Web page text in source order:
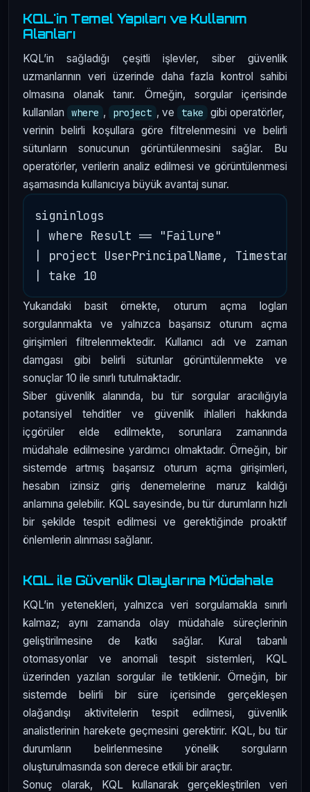
KQL'in Temel Yapıları ve Kullanım
Alanları
KQL’in sağladığı çeşitli işlevler, siber güvenlik
uzmanlarının veri üzerinde daha fazla kontrol sahibi
olmasına olanak tanır. Örneğin, sorgular içerisinde
kullanılan
where , project , ve take
gibi operatörler,
verinin belirli koşullara göre filtrelenmesini ve belirli
sütunların sonucunun görüntülenmesini sağlar. Bu
operatörler, verilerin analiz edilmesi ve görüntülenmesi
aşamasında kullanıcıya büyük avantaj sunar.
signinlogs
| where Result == "Failure"
| project UserPrincipalName, Timestamp
Yukarıdaki basit örnekte, oturum açma logları
sorgulanmakta ve yalnızca başarısız oturum açma
girişimleri filtrelenmektedir. Kullanıcı adı ve zaman
damgası gibi belirli sütunlar görüntülenmekte ve
sonuçlar 10 ile sınırlı tutulmaktadır.
Siber güvenlik alanında, bu tür sorgular aracılığıyla
potansiyel tehditler ve güvenlik ihlalleri hakkında
içgörüler elde edilmekte, sorunlara zamanında
müdahale edilmesine yardımcı olmaktadır. Örneğin, bir
sistemde artmış başarısız oturum açma girişimleri,
hesabın izinsiz giriş denemelerine maruz kaldığı
anlamına gelebilir. KQL sayesinde, bu tür durumların hızlı
bir şekilde tespit edilmesi ve gerektiğinde proaktif
önlemlerin alınması sağlanır.
KQL ile Güvenlik Olaylarına Müdahale
KQL’in yetenekleri, yalnızca veri sorgulamakla sınırlı
kalmaz; aynı zamanda olay müdahale süreçlerinin
geliştirilmesine de katkı sağlar. Kural tabanlı
otomasyonlar ve anomali tespit sistemleri, KQL
üzerinden yazılan sorgular ile tetiklenir. Örneğin, bir
sistemde belirli bir süre içerisinde gerçekleşen
olağandışı aktivitelerin tespit edilmesi, güvenlik
analistlerinin harekete geçmesini gerektirir. KQL, bu tür
durumların belirlenmesine yönelik sorguların
oluşturulmasında son derece etkili bir araçtır.
Sonuç olarak, KQL kullanarak gerçekleştirilen veri